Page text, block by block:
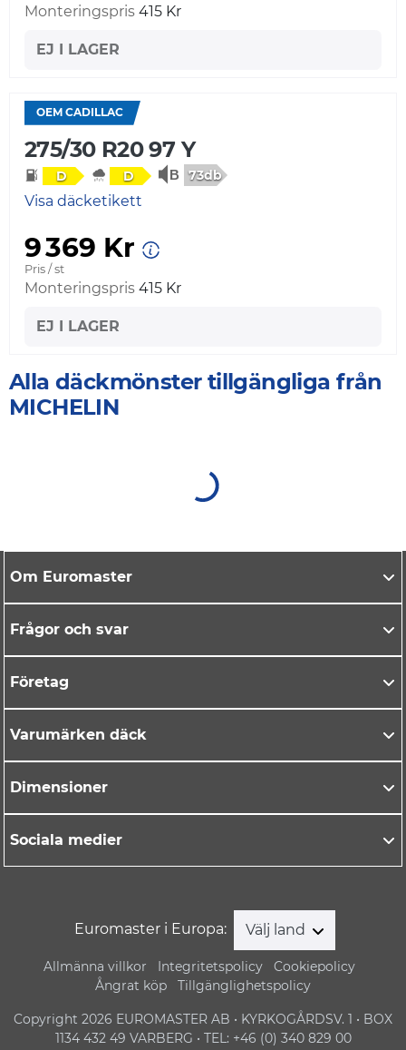
Monteringspris 415 Kr
EJ I LAGER
OEM CADILLAC
275/30 R20 97 Y
D D 73db
Visa däcketikett
9 369 Kr
Pris / st
Monteringspris 415 Kr
EJ I LAGER
Alla däckmönster tillgängliga från
MICHELIN
Om Euromaster
Frågor och svar
Företag
Varumärken däck
Dimensioner
Sociala medier
Euromaster i Europa: Välj land
Allmänna villkor Integritetspolicy
Cookiepolicy
Ångrat köp
Tillgänglighetspolicy
Copyright 2026 EUROMASTER AB • KYRKOGÅRDSV. 1 • BOX
1134 432 49 VARBERG • TEL: +46 (0) 340 829 00